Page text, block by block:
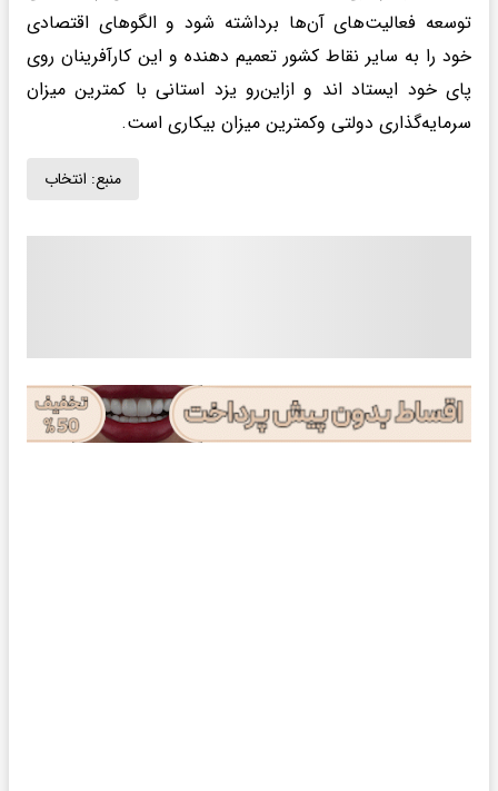
توسعه فعالیت‌های آن‌ها برداشته شود و الگوهای اقتصادی
خود را به سایر نقاط کشور تعمیم دهنده و این کارآفرینان روی
پای خود ایستاد اند و ازاین‌رو یزد استانی با کمترین میزان
سرمایه‌گذاری دولتی وکمترین میزان بیکاری است.
منبع: انتخاب